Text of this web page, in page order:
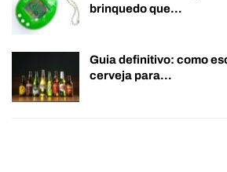
brinquedo que…
Guia definitivo: como
cerveja para…